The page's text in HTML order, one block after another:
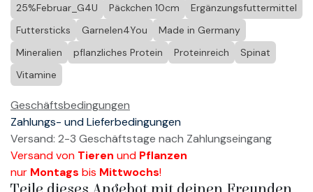
25%Februar_G4U Päckchen 10cm
Ergänzungsfuttermittel
Futtersticks
Garnelen4You
Made in Germany
Mineralien
pflanzliches Protein Proteinreich
Spinat
Vitamine
Geschäftsbedingungen
Zahlungs- und Lieferbedingungen
Versand: 2-3 Geschäftstage nach Zahlungseingang
Versand von Tieren und Pflanzen
nur Montags bis Mittwochs!